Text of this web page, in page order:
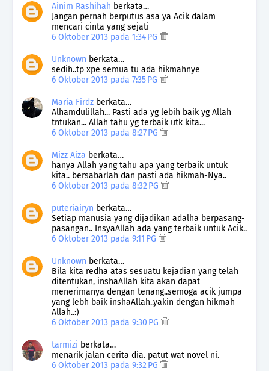
Ainim Rashihah berkata…
Jangan pernah berputus asa ya Acik dalam
mencari cinta yang sejati
6 Oktober 2013 pada 1:34 PG
Unknown berkata…
sedih..tp xpe semua tu ada hikmahnye
6 Oktober 2013 pada 7:35 PG
Maria Firdz berkata…
Alhamdulillah... Pasti ada yg lebih baik yg Allah
tntukan... Allah tahu yg terbaik utk kita...
6 Oktober 2013 pada 8:27 PG
Mizz Aiza berkata…
hanya Allah yang tahu apa yang terbaik untuk
kita.. bersabarlah dan pasti ada hikmah-Nya..
6 Oktober 2013 pada 8:32 PG
puteriairyn berkata…
Setiap manusia yang dijadikan adalha berpasang-
pasangan.. InsyaAllah ada yang terbaik untuk Acik..
6 Oktober 2013 pada 9:11 PG
Unknown berkata…
Bila kita redha atas sesuatu kejadian yang telah
ditentukan, inshaAllah kita akan dapat
menerimanya dengan tenang..semoga acik jumpa
yang lebh baik inshaAllah..yakin dengan hikmah
Allah..:)
6 Oktober 2013 pada 9:30 PG
tarmizi berkata…
menarik jalan cerita dia. patut wat novel ni.
6 Oktober 2013 pada 9:32 PG